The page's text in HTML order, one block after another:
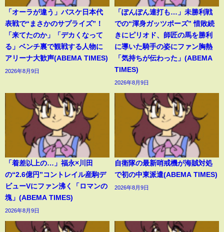
「オーラが違う」バスケ日本代
表戦で“まさかのサプライズ”！
「来てたのか」「デカくなって
る」ベンチ裏で観戦する人物に
アリーナ大歓声(ABEMA TIMES)
2026年8月9日
「ぽんぽん連打も…」未勝利戦
での“渾身ガッツポーズ” 惜敗続
きにピリオド、師匠の馬を勝利
に導いた騎手の姿にファン胸熱
「気持ちが伝わった」(ABEMA
TIMES)
2026年8月9日
「着差以上の…」福永×川田
の“2.6億円”コントレイル産駒デ
ビューVにファン沸く「ロマンの
塊」(ABEMA TIMES)
2026年8月9日
自衛隊の最新哨戒機が海賊対処
で初の中東派遣(ABEMA TIMES)
2026年8月9日